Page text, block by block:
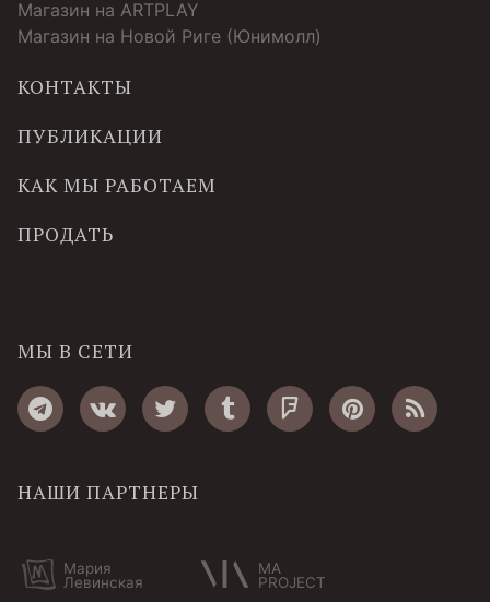
Магазин на ARTPLAY
Магазин на Новой Риге (Юнимолл)
КОНТАКТЫ
ПУБЛИКАЦИИ
КАК МЫ РАБОТАЕМ
ПРОДАТЬ
МЫ В СЕТИ
НАШИ ПАРТНЕРЫ
Мария
Левинская
MA
PROJECT